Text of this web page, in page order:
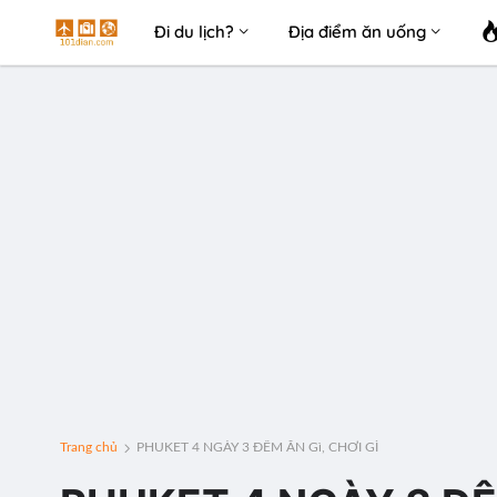
Đi du lịch? Địa điểm ăn uống
Trang chủ PHUKET 4 NGÀY 3 ĐÊM ĂN Gì, CHƠI GÌ